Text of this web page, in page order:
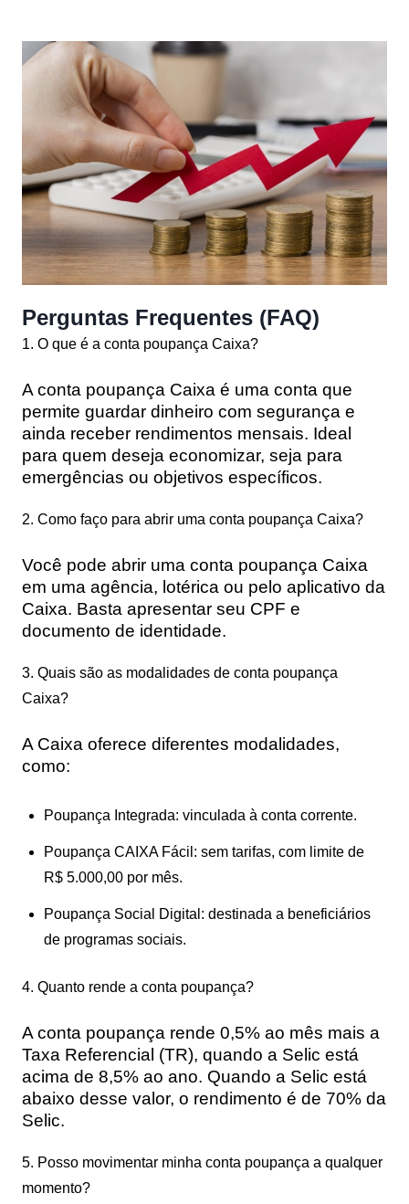
Perguntas Frequentes (FAQ)
1. O que é a conta poupança Caixa?
A conta poupança Caixa é uma conta que
permite guardar dinheiro com segurança e
ainda receber rendimentos mensais. Ideal
para quem deseja economizar, seja para
emergências ou objetivos específicos.
2. Como faço para abrir uma conta poupança Caixa?
Você pode abrir uma conta poupança Caixa
em uma agência, lotérica ou pelo aplicativo da
Caixa. Basta apresentar seu CPF e
documento de identidade.
3. Quais são as modalidades de conta poupança
Caixa?
A Caixa oferece diferentes modalidades,
como:
Poupança Integrada: vinculada à conta corrente.
Poupança CAIXA Fácil : sem tarifas, com limite de
R$ 5.000,00 por mês.
Poupança Social Digital : destinada a beneficiários
de programas sociais.
4. Quanto rende a conta poupança?
A conta poupança rende 0,5% ao mês mais a
Taxa Referencial (TR), quando a Selic está
acima de 8,5% ao ano. Quando a Selic está
abaixo desse valor, o rendimento é de 70% da
Selic.
5. Posso movimentar minha conta poupança a qualquer
momento?